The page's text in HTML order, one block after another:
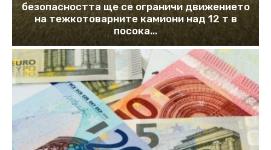
безопасността ще се ограничи движението
на тежкотоварните камиони над 12 т в
посока...